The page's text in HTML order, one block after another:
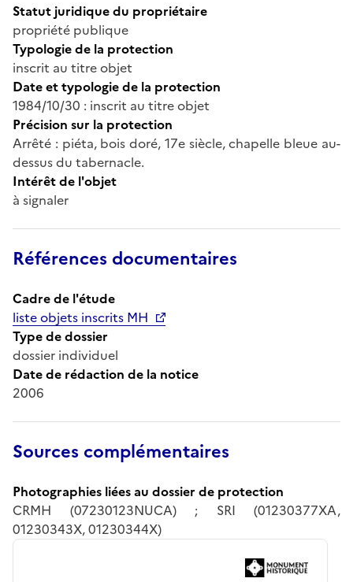
Statut juridique du propriétaire
propriété publique
Typologie de la protection
inscrit au titre objet
Date et typologie de la protection
1984/10/30 : inscrit au titre objet
Précision sur la protection
Arrêté : piéta, bois doré, 17e siècle, chapelle bleue au-
dessus du tabernacle.
Intérêt de l'objet
à signaler
Références documentaires
Cadre de l'étude
liste objets inscrits MH
Type de dossier
dossier individuel
Date de rédaction de la notice
2006
Sources complémentaires
Photographies liées au dossier de protection
CRMH (07230123NUCA) ; SRI (01230377XA,
01230343X, 01230344X)